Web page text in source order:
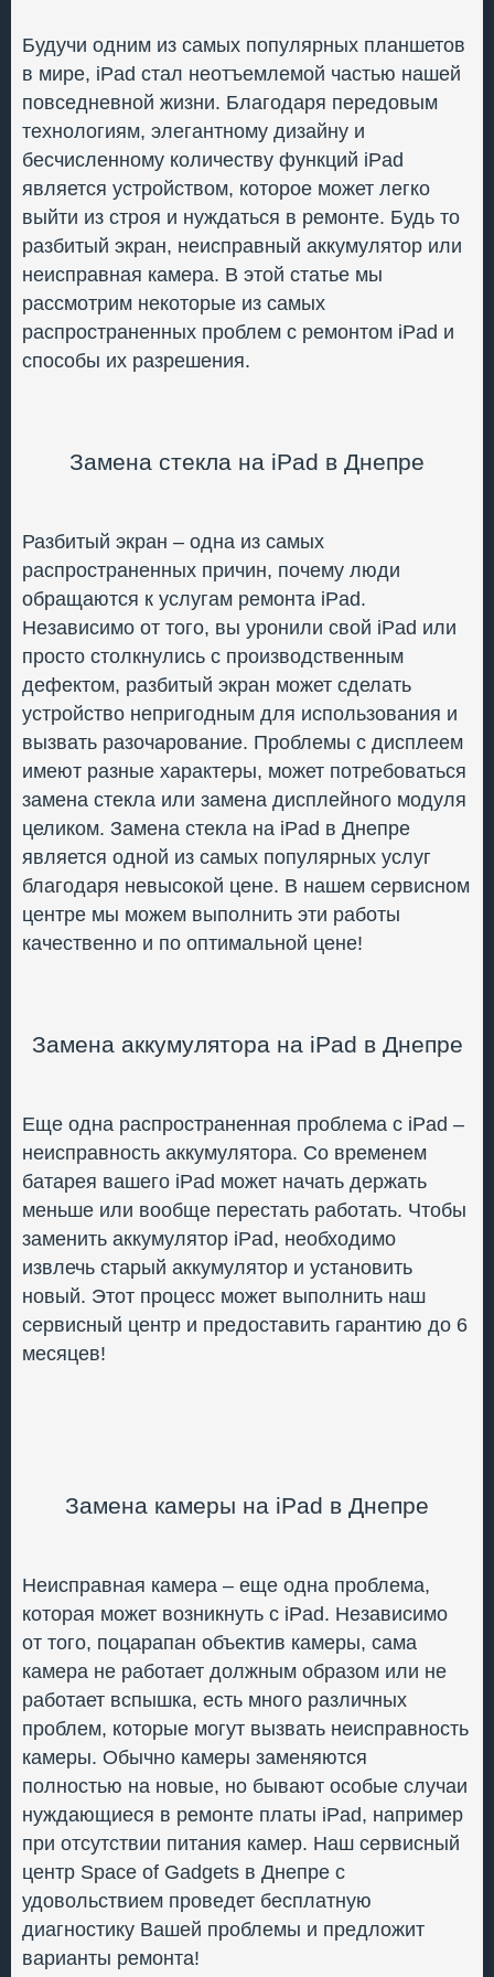
Будучи одним из самых популярных планшетов
в мире, iPad стал неотъемлемой частью нашей
повседневной жизни. Благодаря передовым
технологиям, элегантному дизайну и
бесчисленному количеству функций iPad
является устройством, которое может легко
выйти из строя и нуждаться в ремонте. Будь то
разбитый экран, неисправный аккумулятор или
неисправная камера. В этой статье мы
рассмотрим некоторые из самых
распространенных проблем с ремонтом iPad и
способы их разрешения.
Замена стекла на iPad в Днепре
Разбитый экран – одна из самых
распространенных причин, почему люди
обращаются к услугам ремонта iPad.
Независимо от того, вы уронили свой iPad или
просто столкнулись с производственным
дефектом, разбитый экран может сделать
устройство непригодным для использования и
вызвать разочарование. Проблемы с дисплеем
имеют разные характеры, может потребоваться
замена стекла или замена дисплейного модуля
целиком. Замена стекла на iPad в Днепре
является одной из самых популярных услуг
благодаря невысокой цене. В нашем сервисном
центре мы можем выполнить эти работы
качественно и по оптимальной цене!
Замена аккумулятора на iPad в Днепре
Еще одна распространенная проблема с iPad –
неисправность аккумулятора. Со временем
батарея вашего iPad может начать держать
меньше или вообще перестать работать. Чтобы
заменить аккумулятор iPad, необходимо
извлечь старый аккумулятор и установить
новый. Этот процесс может выполнить наш
сервисный центр и предоставить гарантию до 6
месяцев!
Замена камеры на iPad в Днепре
Неисправная камера – еще одна проблема,
которая может возникнуть с iPad. Независимо
от того, поцарапан объектив камеры, сама
камера не работает должным образом или не
работает вспышка, есть много различных
проблем, которые могут вызвать неисправность
камеры. Обычно камеры заменяются
полностью на новые, но бывают особые случаи
нуждающиеся в ремонте платы iPad, например
при отсутствии питания камер. Наш сервисный
центр Space of Gadgets в Днепре с
удовольствием проведет бесплатную
диагностику Вашей проблемы и предложит
варианты ремонта!